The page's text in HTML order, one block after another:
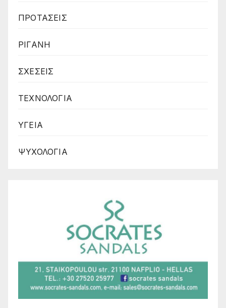
ΠΡΟΤΑΣΕΙΣ
ΡΙΓΑΝΗ
ΣΧΕΣΕΙΣ
ΤΕΧΝΟΛΟΓΙΑ
ΥΓΕΙΑ
ΨΥΧΟΛΟΓΙΑ